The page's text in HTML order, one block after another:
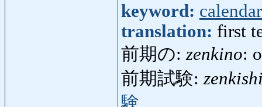
keyword: calendar
translation: first
前期の:zenkino:
前期試験: